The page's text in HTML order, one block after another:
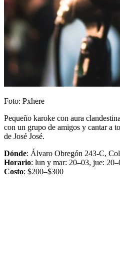
Foto: Pxhere
Pequeño karoke con aura
con un grupo de amigos y cantar a
de José José.
Dónde: Álvaro Obregón 243-C,
Horario: lun y mar: 20–03, jue:
Costo: $200–$300